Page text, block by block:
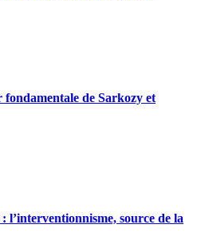
de Sarkozy et
l’interventionnisme, source de la